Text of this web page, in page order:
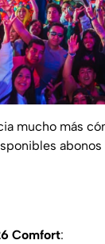
mucho más
Comfort: